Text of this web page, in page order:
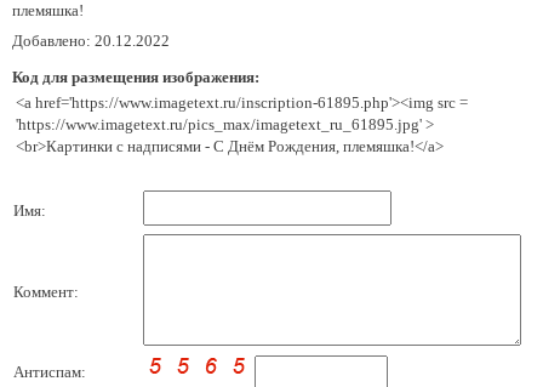
племяшка!
Добавлено: 20.12.2022
Код для размещения изображения:
<a href='https://www.imagetext.ru/inscription-61895.php'><img src =
'https://www.imagetext.ru/pics_max/imagetext_ru_61895.jpg' >
<br>Картинки с надписями - С Днём Рождения, племяшка!</a>
Имя:
Коммент:
Антиспам: